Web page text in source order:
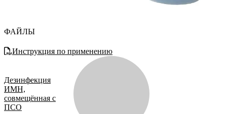
ФАЙЛЫ
Инструкция по применению
Дезинфекция
ИМН,
совмещённая с
ПСО